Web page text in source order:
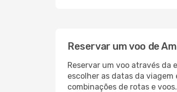
Reservar um voo de
Reservar um voo através da
escolher as datas da
combinações de rotas e voos.